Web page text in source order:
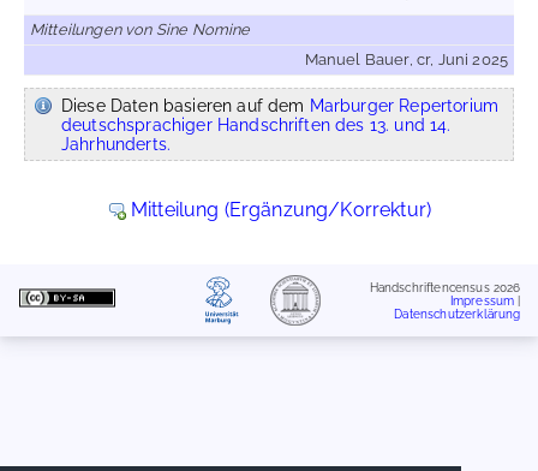
Mitteilungen von Sine Nomine
Manuel Bauer, cr, Juni 2025
Diese Daten basieren auf dem Marburger Repertorium
deutschsprachiger Handschriften des 13. und 14.
Jahrhunderts.
Mitteilung (Ergänzung/Korrektur)
Handschriftencensus 2026
Impressum
Datenschutzerklärung